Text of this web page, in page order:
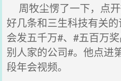
周牧尘愣了一下，点
好几条和三生科技有关
会发五千万#、#五百万
别人家的公司#。他点进
段年会视频。